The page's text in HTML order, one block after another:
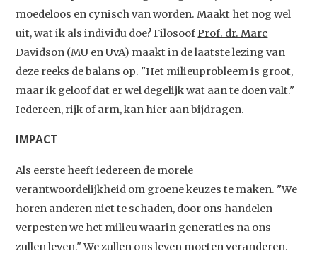
moedeloos en cynisch van worden. Maakt het nog wel
uit, wat ik als individu doe? FilosoofProf. dr. Marc
Davidson (MU en UvA) maakt in de laatste lezing van
deze reeks de balans op. "Het milieuprobleem is groot,
maar ik geloof dat er wel degelijk wat aan te doen valt."
Iedereen, rijk of arm, kan hier aan bijdragen.
IMPACT
Als eerste heeft iedereen de morele
verantwoordelijkheid om groene keuzes te maken. "We
horen anderen niet te schaden, door ons handelen
verpesten we het milieu waarin generaties na ons
zullen leven." We zullen ons leven moeten veranderen.